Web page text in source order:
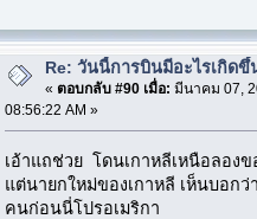
Re: วันนี้การบินมีอะไรเกิดขึ้
« ตอบกลับ #90 เมื่อ: มีนาคม 07,
08:56:22 AM »
เอ้าแถช่วย โดนเกาหลีเหนือลองข
แต่นายกใหม่ของเกาหลี เห็นบอกว่
คนก่อนนี่โปรอเมริกา